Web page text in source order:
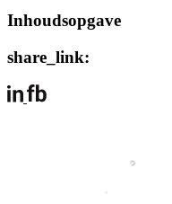
Inhoudsopgave
share_link: